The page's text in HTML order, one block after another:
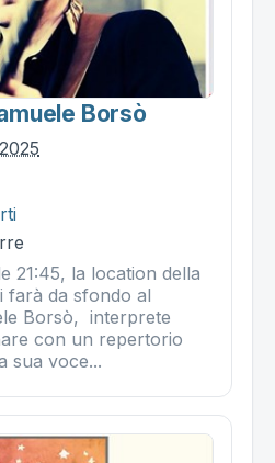
Borsò
21:45, la location della
farà da sfondo al
Borsò, interprete
con un repertorio
sua voce...